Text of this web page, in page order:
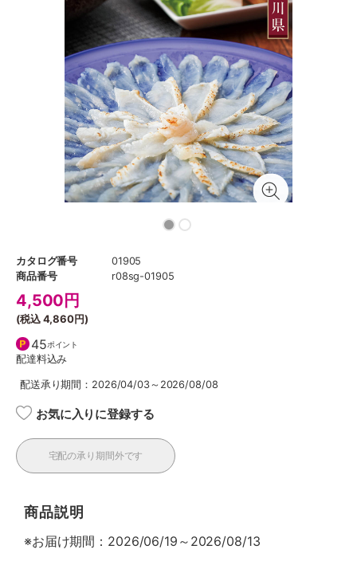
カタログ番号
01905
商品番号
r08sg-01905
4,500 円
(税込4,860円)
45ポイント
配達料込み
配送承り期間：2026/04/03～2026/08/08
お気に入りに登録する
宅配の承り期間外です
商品説明
※お届け期間：2026/06/19～2026/08/13